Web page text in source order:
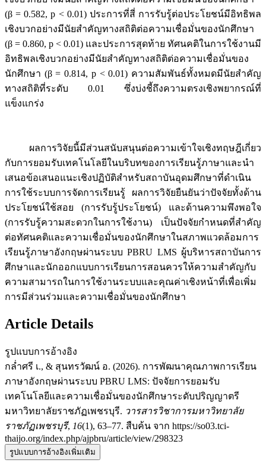
(β = 0.582, p < 0.01) ประการที่สี่ การรับรู้ต่อประโยชน์มีอิทธิพล
เชิงบวกอย่างมีนัยสำคัญทางสถิติต่อความเชื่อมั่นของนักศึกษา
(β = 0.860, p < 0.01) และประการสุดท้าย ทัศนคติในการใช้งานมี
อิทธิพลเชิงบวกอย่างมีนัยสำคัญทางสถิติต่อความเชื่อมั่นของ
นักศึกษา (β = 0.814, p < 0.01) ความสัมพันธ์ทั้งหมดมีนัยสำคัญ
ทางสถิติที่ระดับ 0.01 ซึ่งบ่งชี้ถึงความตรงเชิงพยากรณ์ที่
แข็งแกร่ง
ผลการวิจัยนี้มีส่วนสนับสนุนต่อความเข้าใจเชิงทฤษฎีเกี่ยว
กับการยอมรับเทคโนโลยีในบริบทของการเรียนรู้ภาษาและนำ
เสนอข้อเสนอแนะเชิงปฏิบัติสำหรับสถาบันอุดมศึกษาที่ดำเนิน
การใช้ระบบการจัดการเรียนรู้ ผลการวิจัยยืนยันว่าปัจจัยทั้งด้าน
ประโยชน์ใช้สอย (การรับรู้ประโยชน์) และด้านความพึงพอใจ
(การรับรู้ความสะดวกในการใช้งาน) เป็นปัจจัยกำหนดที่สำคัญ
ต่อทัศนคติและความเชื่อมั่นของนักศึกษาในสภาพแวดล้อมการ
เรียนรู้ภาษาอังกฤษผ่านระบบ PBRU LMS ผู้บริหารสถาบันการ
ศึกษาและนักออกแบบการเรียนการสอนควรให้ความสำคัญกับ
ความสามารถในการใช้งานระบบและคุณค่าเชิงหน้าที่เพื่อเพิ่ม
การมีส่วนร่วมและความเชื่อมั่นของนักศึกษา
Article Details
รูปแบบการอ้างอิง
กล่ำศรี เ., & สุนทรวัฒน์ อ. (2026). การพัฒนาคุณภาพการเรียน
ภาษาอังกฤษผ่านระบบ PBRU LMS: ปัจจัยการยอมรับ
เทคโนโลยีและความเชื่อมั่นของนักศึกษาระดับปริญญาตรี
มหาวิทยาลัยราชภัฏเพชรบุรี. วารสารวิชาการมหาวิทยาลัย
ราชภัฏเพชรบุรี, 16(1), 63–77. สืบค้น จาก https://so03.tci-
thaijo.org/index.php/ajpbru/article/view/298323
รูปแบบการอ้างอิงเพิ่มเติม